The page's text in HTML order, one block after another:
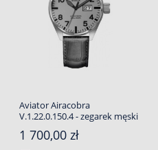
Aviator Airacobra
V.1.22.0.150.4 - zegarek męski
1 700,00 zł